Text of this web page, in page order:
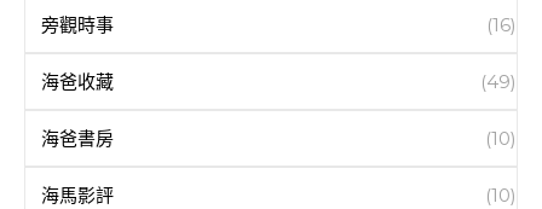
旁觀時事 (16)
海爸收藏 (49)
海爸書房 (10)
海馬影評 (10)